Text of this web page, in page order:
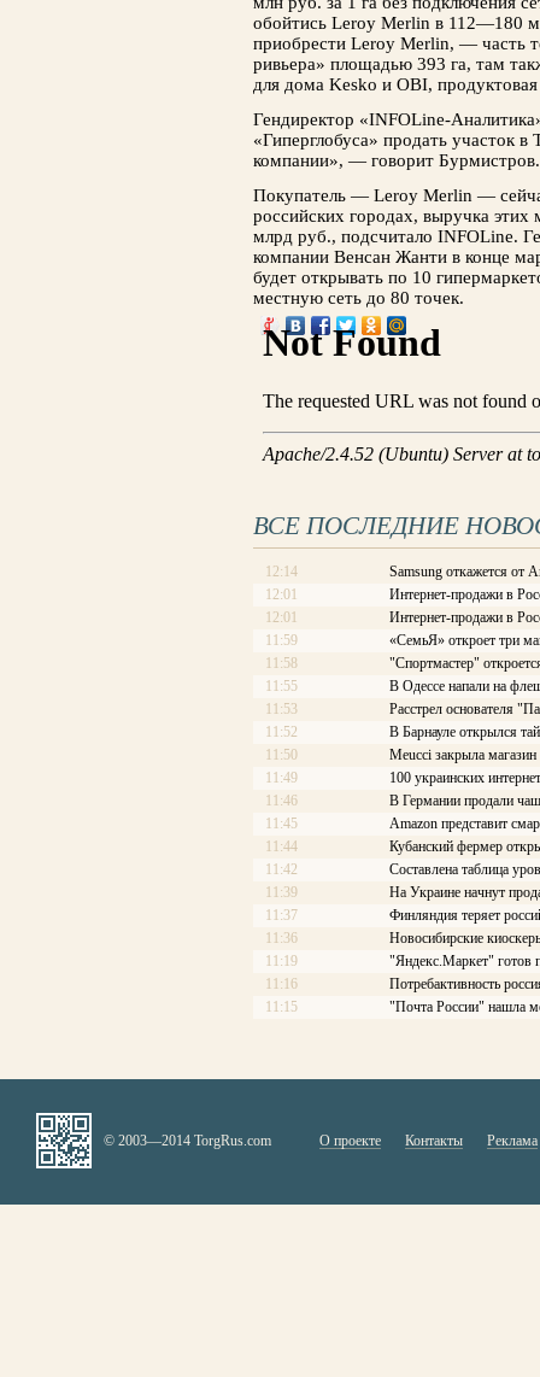
обойтись Leroy Merlin в 112—180
приобрести Leroy Merlin, — часть
ривьера» площадью 393 га, там
для дома Kesko и OBI,
Гендиректор «INFOLine-
«Гиперглобуса» продать участок
компании», — говорит Бурмистров.
Покупатель — Leroy Merlin —
российских городах, выручка этих
млрд руб., подсчитало INFOLine.
компании Венсан Жанти в конце
будет открывать по 10
местную сеть до 80 точек.
ВСЕ ПОСЛЕДНИЕ
12:14
Samsung откажется от
12:01
Интернет-продажи в
12:01
Интернет-продажи в
11:59
«СемьЯ» откроет три
11:58
"Спортмастер"
11:55
В Одессе напали на
11:53
Расстрел основателя
11:52
В Барнауле открылся
11:50
Meucci закрыла
11:49
100 украинских
11:46
В Германии продали
11:45
Amazon представит
11:44
Кубанский фермер
11:42
Составлена таблица
11:39
На Украине начнут
11:37
Финляндия теряет
11:36
Новосибирские
11:19
"Яндекс.Маркет" готов
11:16
Потребактивность
11:15
"Почта России" нашла
© 2003—2014 TorgRus.com О проекте Контакты Реклама